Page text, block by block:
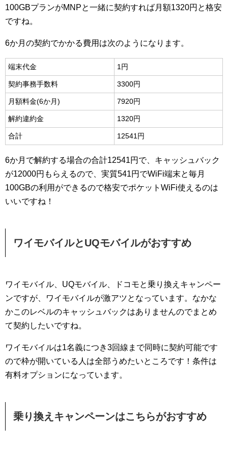
100GBプランがMNPと一緒に契約すれば月額1320円と格安
ですね。
6か月の契約でかかる費用は次のようになります。
端末代金 1円
契約事務手数料 3300円
月額料金(6か月) 7920円
解約違約金 1320円
合計 12541円
6か月で解約する場合の合計12541円で、キャッシュバック
が12000円もらえるので、実質541円でWiFi端末と毎月
100GBの利用ができるので格安でポケットWiFi使えるのは
いいですね！
ワイモバイルとUQモバイルがおすすめ
ワイモバイル、UQモバイル、ドコモと乗り換えキャンペー
ンですが、ワイモバイルが激アツとなっています。なかな
かこのレベルのキャッシュバックはありませんのでまとめ
て契約したいですね。
ワイモバイルは1名義につき3回線まで同時に契約可能です
ので枠が開いている人は全部うめたいところです！条件は
有料オプションになっています。
乗り換えキャンペーンはこちらがおすすめ